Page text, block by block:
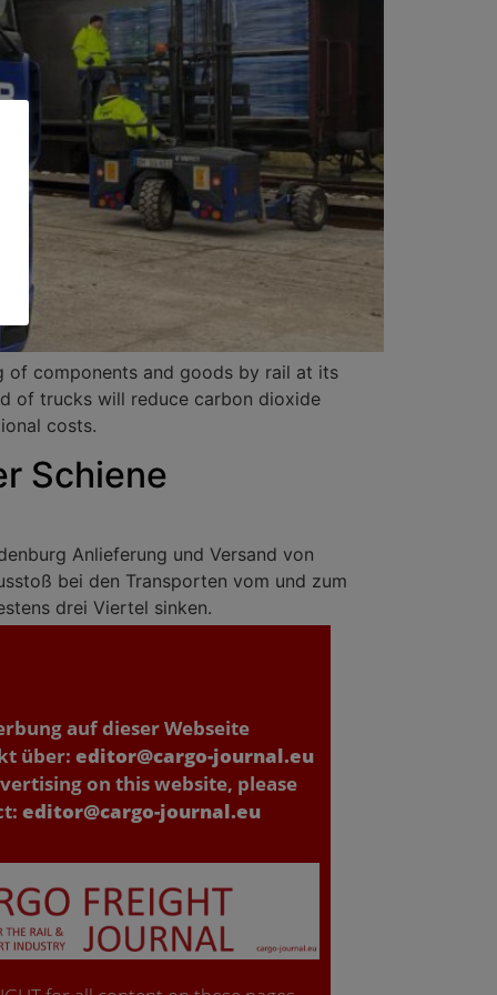
of components and goods by rail at its
of trucks will reduce carbon dioxide
costs.
Schiene
Anlieferung und Versand von
bei den Transporten vom und zum
drei Viertel sinken.
auf dieser Webseite
über: editor@cargo-journal.eu
on this website, please
editor@cargo-journal.eu